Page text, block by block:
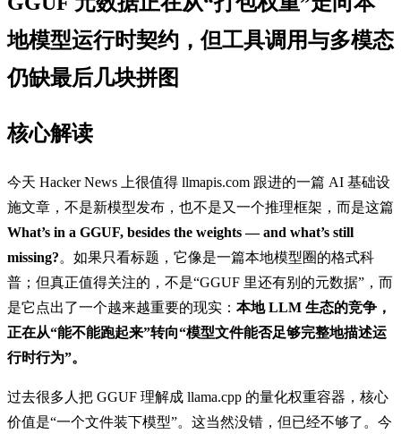
地模型运行时契约，但工具调用与多模态
仍缺最后几块拼图
核心解读
今天 Hacker News 上很值得 llmapis.com 跟进的一篇 AI 基础设
施文章，不是新模型发布，也不是又一个推理框架，而是这篇
What’s in a GGUF, besides the weights — and what’s still
missing?。如果只看标题，它像是一篇本地模型圈的格式科
普；但真正值得关注的，不是“GGUF 里还有别的元数据”，而
是它点出了一个越来越重要的现实： 本地 LLM 生态的竞争，
正在从“能不能跑起来”转向“模型文件能否足够完整地描述运
行时行为”。
过去很多人把 GGUF 理解成 llama.cpp 的量化权重容器，核心
价值是“一个文件装下模型”。这当然没错，但已经不够了。今